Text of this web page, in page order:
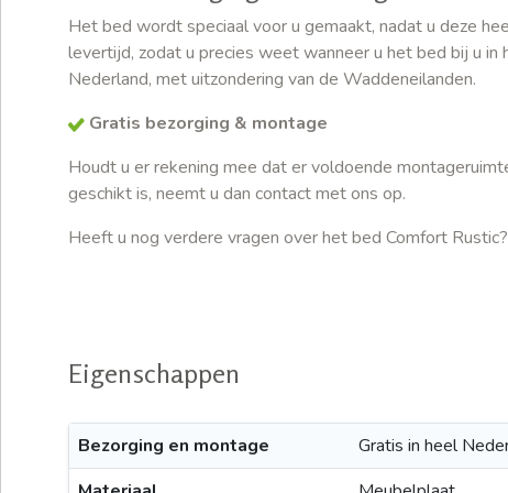
Het bed wordt speciaal voor u gemaakt, nadat u deze
levertijd, zodat u precies weet wanneer u het bed bij u
Nederland, met uitzondering van de Waddeneilanden.
Gratis bezorging & montage
Houdt u er rekening mee dat er voldoende
geschikt is, neemt u dan contact met ons op.
Heeft u nog verdere vragen over het bed Comfort
Eigenschappen
Bezorging en montage
Gratis in heel